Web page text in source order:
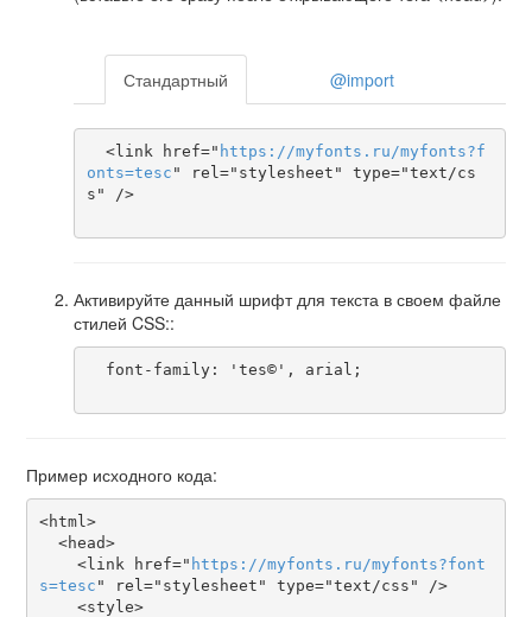
Стандартный @import
  <link href="
https ://myfonts . ru /myfonts?f
onts=tesc " rel="stylesheet" type="text/cs
s" />
Активируйте данный шрифт для текста в своем файле
стилей CSS::
Пример исходного кода:
<html>
    <link href="
https ://myfonts . ru /myfonts?font
s=tesc " rel="stylesheet" type="text/css" />